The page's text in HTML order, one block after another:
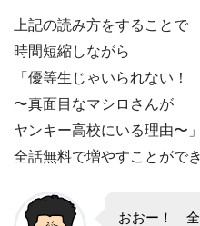
上記の読み方をすることで
時間短縮しながら
「優等生じゃいられない！
〜真面目なマシロさんが
ヤンキー高校にいる理由〜
全話無料で増やすことがで
おおー！ 全